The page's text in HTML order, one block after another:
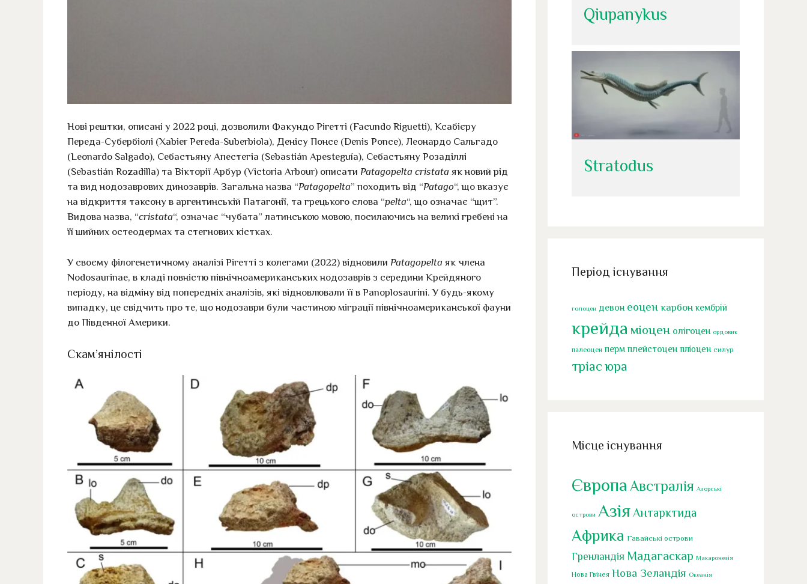
Нові рештки, описані у 2022 році, дозволили Факундо Рігетті (Facundo Riguetti), Ксабієру
Переда-Субербіолі (Xabier Pereda-Suberbiola), Денісу Понсе (Denis Ponce), Леонардо Сальгадо
(Leonardo Salgado), Себастьяну Апестегіа (Sebastián Apesteguía), Себастьяну Розаділлі
(Sebastián Rozadilla) та Вікторії Арбур (Victoria Arbour) описати Patagopelta cristata як новий рід
та вид нодозаврових динозаврів. Загальна назва “Patagopelta” походить від “Patago“, що вказує
на відкриття таксону в аргентинській Патагонії, та грецького слова “pelta“, що означає “щит”.
Видова назва, “cristata“, означає “чубата” латинською мовою, посилаючись на великі гребені на
її шийних остеодермах та стегнових кістках.
У своєму філогенетичному аналізі Рігетті з колегами (2022) відновили Patagopelta як члена
Nodosaurinae, в кладі повністю північноамериканських нодозаврів з середини Крейдяного
періоду, на відміну від попередніх аналізів, які відновлювали її в Panoplosaurini. У будь-якому
випадку, це свідчить про те, що нодозаври були частиною міграції північноамериканської фауни
до Південної Америки.
Скам’янілості
Qiupanykus
Stratodus
Період існування
голоцен девон еоцен карбон кембрій
крейда міоцен олігоцен ордовик
палеоцен перм плейстоцен пліоцен силур
тріасюра
Місце існування
Європа Австралія Азорські
острови Азія Антарктида
Африка Гавайські острови
Гренландія Мадагаскар Макаронезія
Нова Гвінея Нова Зеландія Океанія